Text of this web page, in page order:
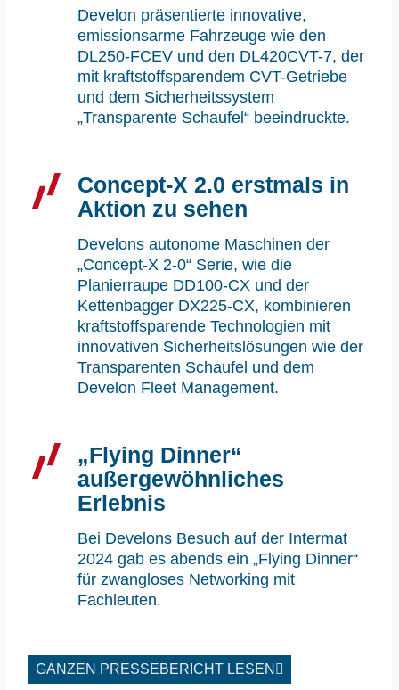
Develon präsentierte innovative,
emissionsarme Fahrzeuge wie den
DL250-FCEV und den DL420CVT-7, der
mit kraftstoffsparendem CVT-Getriebe
und dem Sicherheitssystem
„Transparente Schaufel“ beeindruckte.
Concept-X 2.0 erstmals in
Aktion zu sehen
Develons autonome Maschinen der
„Concept-X 2-0“ Serie, wie die
Planierraupe DD100-CX und der
Kettenbagger DX225-CX, kombinieren
kraftstoffsparende Technologien mit
innovativen Sicherheitslösungen wie der
Transparenten Schaufel und dem
Develon Fleet Management.
„Flying Dinner“
außergewöhnliches
Erlebnis
Bei Develons Besuch auf der Intermat
2024 gab es abends ein „Flying Dinner“
für zwangloses Networking mit
Fachleuten.
GANZEN PRESSEBERICHT LESEN